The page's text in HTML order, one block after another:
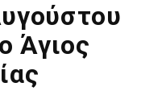
Άγιος